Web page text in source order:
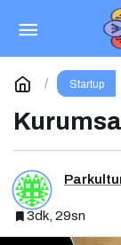
Startup
3dk, 29sn
Marka
Sayım!
Yorum Yap